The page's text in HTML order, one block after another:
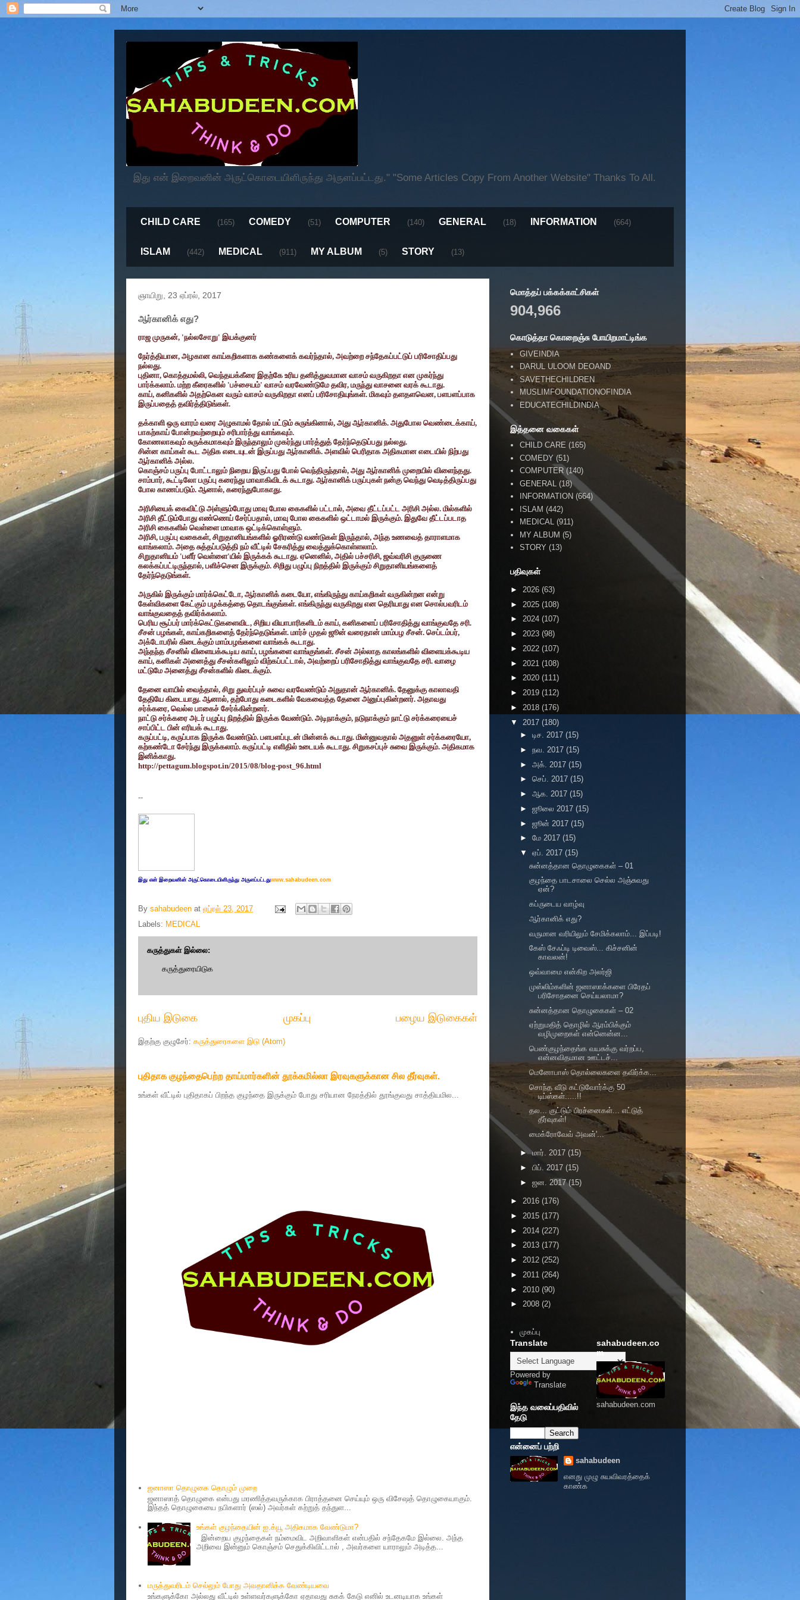
இது என் இறைவனின் அருட்கொடையிளிருந்து அருளப்பட்டது." "Some Articles Copy From Another Website" Thanks To All.
CHILD CARE (165) COMEDY (51) COMPUTER (140) GENERAL (18) INFORMATION (664)
ISLAM (442) MEDICAL (911) MY ALBUM (5) STORY (13)
ஞாயிறு, 23 ஏப்ரல், 2017
ஆர்கானிக் எது?
ராஜ முருகன், 'நல்லசோறு' இயக்குனர்
நேர்த்தியான, அழகான காய்கறிகளாக கண்களைக் கவர்ந்தால், அவற்றை சந்தேகப்பட்டுப் பரிசோதிப்பது
நல்லது.
புதினா, கொத்தமல்லி, வெந்தயக்கீரை இதற்கே உரிய தனித்துவமான வாசம் வருகிறதா என முகர்ந்து
பார்க்கலாம். மற்ற கீரைகளில் 'பச்சையம்' வாசம் வரவேண்டுமே தவிர, மருந்து வாசனை வரக் கூடாது.
காய், கனிகளில் அதற்கென வரும் வாசம் வருகிறதா எனப் பரிசோதியுங்கள். மிகவும் தளதளவென, பளபளப்பாக
இருப்பதைத் தவிர்த்திடுங்கள்.
தக்காளி ஒரு வாரம் வரை அழுகாமல் தோல் மட்டும் சுருங்கினால், அது ஆர்கானிக். அதுபோல வெண்டைக்காய்,
பாகற்காய் போன்றவற்றையும் சரிபார்த்து வாங்கவும்.
கோணலாகவும் சுருக்கமாகவும் இருந்தாலும் முகர்ந்து பார்த்துத் தேர்ந்தெடுப்பது நல்லது.
சின்ன காய்கள் கூட அதிக எடையுடன் இருப்பது ஆர்கானிக். அளவில் பெரிதாக அதிகமான எடையில் நிற்பது
ஆர்கானிக் அல்ல.
கொஞ்சம் பருப்பு போட்டாலும் நிறைய இருப்பது போல் வெந்திருந்தால், அது ஆர்கானிக் முறையில் விளைந்தது.
சாம்பார், கூட்டிலோ பருப்பு கரைந்து மாவாகிவிடக் கூடாது. ஆர்கானிக் பருப்புகள் நன்கு வெந்து வெடித்திருப்பது
போல காணப்படும். ஆனால், கரைந்துபோகாது.
அரிசியைக் கைவிட்டு அள்ளும்போது மாவு போல கைகளில் பட்டால், அவை தீட்டப்பட்ட அரிசி அல்ல. மில்களில்
அரிசி தீட்டும்போது எண்ணெய் சேர்ப்பதால், மாவு போல கைகளில் ஒட்டாமல் இருக்கும். இதுவே தீட்டப்படாத
அரிசி கைகளில் வெள்ளை மாவாக ஒட்டிக்கொள்ளும்.
அரிசி, பருப்பு வகைகள், சிறுதானியங்களில் ஓரிரண்டு வண்டுகள் இருந்தால், அந்த உணவைத் தாராளமாக
வாங்கலாம். அதை சுத்தப்படுத்தி நம் வீட்டில் சேகரித்து வைத்துக்கொள்ளலாம்.
சிறுதானியம்'பளீர் வெள்ளை'யில் இருக்கக் கூடாது. ஏனெனில், அதில் பச்சரிசி, ஜவ்வரிசி குருணை
கலக்கப்பட்டிருந்தால், பளிச்சென இருக்கும். சிறிது பழுப்பு நிறத்தில் இருக்கும் சிறுதானியங்களைத்
தேர்ந்தெடுங்கள்.
அருகில் இருக்கும் மார்க்கெட்டோ, ஆர்கானிக் கடையோ, எங்கிருந்து காய்கறிகள் வருகின்றன என்று
கேள்விகளை கேட்கும் பழக்கத்தை தொடங்குங்கள். எங்கிருந்து வருகிறது என தெரியாது என சொல்பவரிடம்
வாங்குவதைத் தவிர்க்கலாம்.
பெரிய சூப்பர் மார்க்கெட்டுகளைவிட, சிறிய வியாபாரிகளிடம் காய், கனிகளைப் பரிசோதித்து வாங்குவதே சரி.
சீசன் பழங்கள், காய்கறிகளைத் தேர்ந்தெடுங்கள். மார்ச் முதல் ஜூன் வரைதான் மாம்பழ சீசன். செப்டம்பர்,
அக்டோபரில் கிடைக்கும் மாம்பழங்களை வாங்கக் கூடாது.
அந்தந்த சீசனில் விளையக்கூடிய காய், பழங்களை வாங்குங்கள். சீசன் அல்லாத காலங்களில் விளையக்கூடிய
காய், கனிகள் அனைத்து சீசன்களிலும் விற்கப்பட்டால், அவற்றைப் பரிசோதித்து வாங்குவதே சரி. வாழை
மட்டுமே அனைத்து சீசன்களில் கிடைக்கும்.
தேனை வாயில் வைத்தால், சிறு துவர்ப்புச் சுவை வரவேண்டும் அதுதான் ஆர்கானிக். தேனுக்கு காலாவதி
தேதியே கிடையாது. ஆனால், தற்போது கடைகளில் வேகவைத்த தேனை அனுப்புகின்றனர். அதாவது
சர்க்கரை, வெல்ல பாகைச் சேர்க்கின்றனர்.
நாட்டு சர்க்கரை அடர் பழுப்பு நிறத்தில் இருக்க வேண்டும். அடிநாக்கும், நடுநாக்கும் நாட்டு சர்க்கரையைச்
சாப்பிட்ட பின் எரியக் கூடாது.
கருப்பட்டி, கருப்பாக இருக்க வேண்டும். பளபளப்புடன் மின்னக் கூடாது. மின்னுவதால் அதனுள் சர்க்கரையோ,
கற்கண்டோ சேர்ந்து இருக்கலாம். கருப்பட்டி எளிதில் உடையக் கூடாது. சிறுகசப்புச் சுவை இருக்கும். அதிகமாக
இனிக்காது.
http://pettagum.blogspot.in/2015/08/blog-post_96.html
--
இது என் இறைவனின் அருட்கொடையிளிருந்து அருளப்பட்டதுwww.sahabudeen.com
By sahabudeen at ஏப்ரல் 23, 2017
Labels: MEDICAL
கருத்துகள் இல்லை:
கருத்துரையிடுக
புதிய இடுகை பழைய இடுகைகள்
முகப்பு
இதற்கு குழுசேர்: கருத்துரைகளை இடு (Atom)
புதிதாக குழந்தைபெற்ற தாய்மார்களின் தூக்கமில்லா இரவுகளுக்கான சில தீர்வுகள்.
உங்கள் வீட்டில் புதிதாகப் பிறந்த குழந்தை இருக்கும் போது சரியான நேரத்தில் தூங்குவது சாத்தியமில...
ஜனாஸா தொழுகை தொழும் முறை
ஜனாஸாத் தொழுகை என்பது மரணித்தவருக்காக பிராத்தனை செய்யும் ஒரு விசேஷத் தொழுகையாகும்.
இந்தத் தொழுகையை நபிகளார் (ஸல்) அவர்கள் கற்றுத் தந்துள...
உங்கள் குழந்தையின் ஐ.க்யூ அதிகமாக வேண்டுமா?
இன்றைய குழந்தைகள் நம்மைவிட அறிவாளிகள் என்பதில் சந்தேகமே இல்லை. அந்த
அறிவை இன்னும் கொஞ்சம் செதுக்கிவிட்டால் , அவர்களை யாராலும் அடித்த...
மருத்துவரிடம் செல்லும் போது அவதானிக்க வேண்டியவை
உங்களுக்கோ அல்லது வீட்டில் உள்ளவர்களுக்கோ ஏதாவது சுகக் கேடு எனில் உடனடியாக உங்கள்
மொத்தப் பக்கக்காட்சிகள்
904,966
கொடுத்தா கொறைஞ்சு போயிறமாட்டிங்க
GIVEINDIA
DARUL ULOOM DEOAND
SAVETHECHILDREN
MUSLIMFOUNDATIONOFINDIA
EDUCATECHILDINDIA
இத்தனை வகைகள்
CHILD CARE (165)
COMEDY (51)
COMPUTER (140)
GENERAL (18)
INFORMATION (664)
ISLAM (442)
MEDICAL (911)
MY ALBUM (5)
STORY (13)
பதிவுகள்
► 2026 (63)
► 2025 (108)
► 2024 (107)
► 2023 (98)
► 2022 (107)
► 2021 (108)
► 2020 (111)
► 2019 (112)
► 2018 (176)
▼ 2017 (180)
► டிச. 2017 (15)
► நவ. 2017 (15)
► அக். 2017 (15)
► செப். 2017 (15)
► ஆக. 2017 (15)
► ஜூலை 2017 (15)
► ஜூன் 2017 (15)
► மே 2017 (15)
▼ ஏப். 2017 (15)
சுன்னத்தான தொழுகைகள் – 01
குழந்தை பாடசாலை செல்ல அஞ்சுவது
ஏன்?
கப்ருடைய வாழ்வு
ஆர்கானிக் எது?
வருமான வரியிலும் சேமிக்கலாம்... இப்படி!
கேஸ் சேஃப்டி டிவைஸ்... கிச்சனின்
காவலன்!
ஒவ்வாமை என்கிற அலர்ஜி
முஸ்லிம்களின் ஜனாஸாக்களை பிரேதப்
பரிசோதனை செய்யலாமா?
சுன்னத்தான தொழுகைகள் – 02
ஏற்றுமதித் தொழில் ஆரம்பிக்கும்
வழிமுறைகள் என்னென்ன...
பெண்குழந்தைங்க வயசுக்கு வர்றப்ப,
என்னவிதமான ஊட்டச்...
மெனோபாஸ் தொல்லைகளை தவிர்க்க...
சொந்த வீடு கட்டுவோர்க்கு 50
டிப்ஸ்கள்.....!!
தல... குட்டும் பிரச்னைகள்... எட்டுத்
தீர்வுகள்!
மைக்ரோவேவ் அவன்'...
►மார். 2017 (15)
► பிப். 2017 (15)
► ஜன. 2017(15)
► 2016 (176)
► 2015 (177)
► 2014 (227)
► 2013 (177)
► 2012 (252)
► 2011 (264)
► 2010 (90)
► 2008 (2)
முகப்பு
Translate
Powered by
Translate
இந்த வலைப்பதிவில்
தேடு
sahabudeen.co
m
sahabudeen.com
என்னைப் பற்றி
sahabudeen
எனது முழு சுயவிவரத்தைக்
காண்க